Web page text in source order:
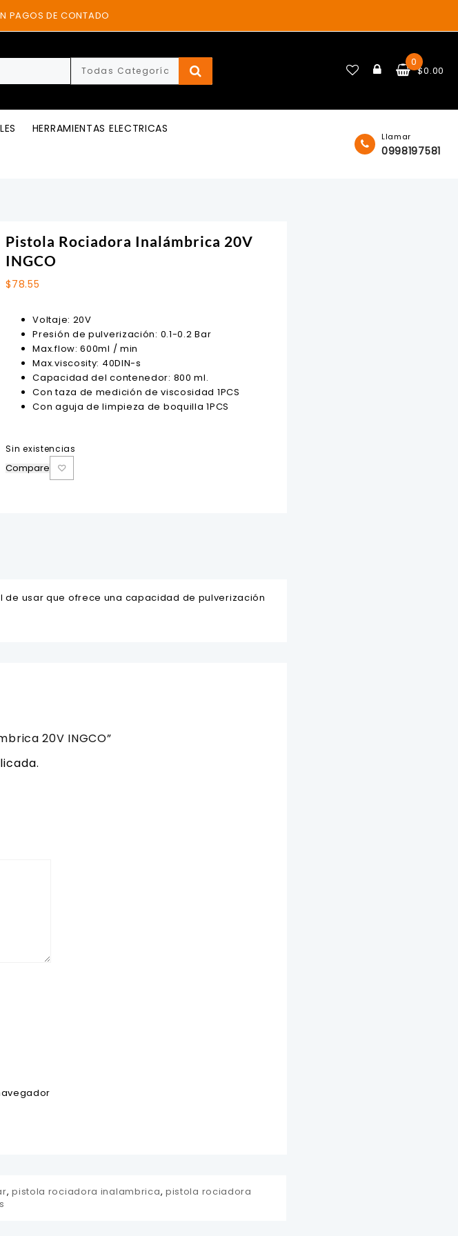
PAGOS DE CONTADO
0
$0.00
HERRAMIENTAS ELECTRICAS
Llamar
0998197581
Pistola Rociadora Inalámbrica 20V
INGCO
$78.55
Voltaje: 20V
Presión de pulverización: 0.1-0.2 Bar
Max.flow: 600ml / min
Max.viscosity: 40DIN-s
Capacidad del contenedor: 800 ml.
Con taza de medición de viscosidad 1PCS
Con aguja de limpieza de boquilla 1PCS
Sin existencias
Compare
usar que ofrece una capacidad de pulverización
20V INGCO”
,pistola rociadora inalambrica, pistola rociadora